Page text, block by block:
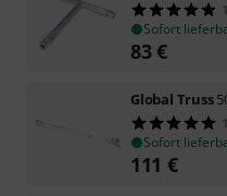
Sofort
83€
Global Truss
Sofort
111 €